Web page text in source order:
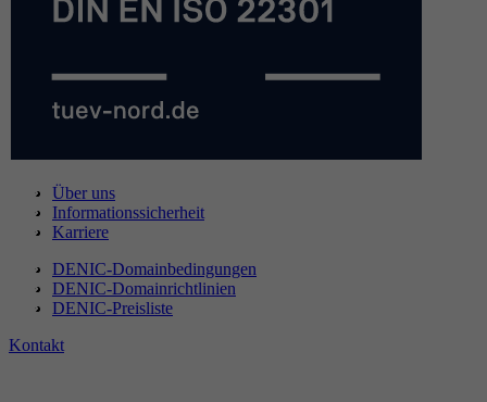
Über uns
Informationssicherheit
Karriere
DENIC-Domainbedingungen
DENIC-Domainrichtlinien
DENIC-Preisliste
Kontakt